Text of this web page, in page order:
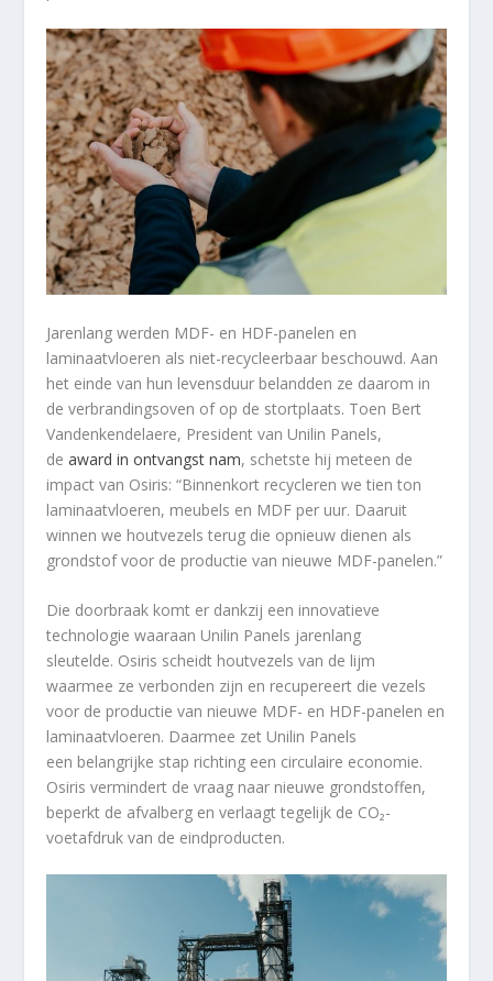
Jarenlang werden MDF- en HDF-panelen en
laminaatvloeren als niet-recycleerbaar beschouwd. Aan
het einde van hun levensduur belandden ze daarom in
de verbrandingsoven of op de stortplaats. Toen Bert
Vandenkendelaere, President van Unilin Panels,
deaward in ontvangst nam, schetste hij meteen de
impact van Osiris: “Binnenkort recycleren we tien ton
laminaatvloeren, meubels en MDF per uur. Daaruit
winnen we houtvezels terug die opnieuw dienen als
grondstof voor de productie van nieuwe MDF-panelen.”
Die doorbraak komt er dankzij een innovatieve
technologie waaraan Unilin Panels jarenlang
sleutelde. Osiris scheidt houtvezels van de lijm
waarmee ze verbonden zijn en recupereert die vezels
voor de productie van nieuwe MDF- en HDF-panelen en
laminaatvloeren. Daarmee zet Unilin Panels
een belangrijke stap richting een circulaire economie.
Osiris vermindert de vraag naar nieuwe grondstoffen,
beperkt de afvalberg en verlaagt tegelijk de CO₂-
voetafdruk van de eindproducten.